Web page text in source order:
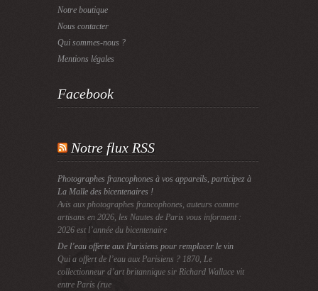
Notre boutique
Nous contacter
Qui sommes-nous ?
Mentions légales
Facebook
Notre flux RSS
Photographes francophones à vos appareils, participez à
La Malle des bicentenaires !
Avis aux photographes francophones, auteurs comme
artisans en 2026, les Nautes de Paris vous informent :
2026 est l’année du bicentenaire
De l’eau offerte aux Parisiens pour remplacer le vin
Qui a offert de l’eau aux Parisiens ? 1870, Le
collectionneur d’art britannique sir Richard Wallace vit
entre Paris (rue